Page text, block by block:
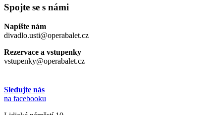
Spojte se s námi
Napište nám
divadlo.usti@operabalet.cz
Rezervace a vstupenky
vstupenky@operabalet.cz
Sledujte nás
na facebooku